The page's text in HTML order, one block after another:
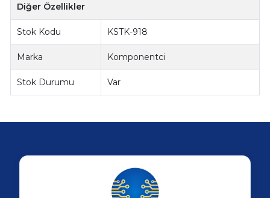
Diğer Özellikler
Stok Kodu KSTK-918
Marka Komponentci
Stok Durumu Var